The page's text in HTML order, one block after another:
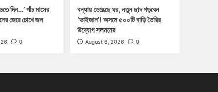
দিন…’ পাঁচ মাসের
জেরে চোখে জল
0
বন্যায় ভেঙেছে ঘর, নতুন ছাদ গড়বেন
‘ভাইজান’! অসমে ৫০০টি বাড়ি তৈরির
উদ্যোগ সলমনের
August 6, 2026 0